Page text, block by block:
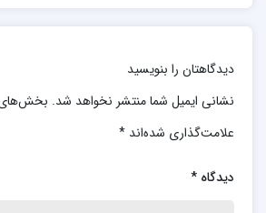
1st Edition
دیدگاهتان را بنویسید
نشانی ایمیل شما منتشر نخواهد شد. بخش‌های
علامت‌گذاری شده‌اند *
دیدگاه *